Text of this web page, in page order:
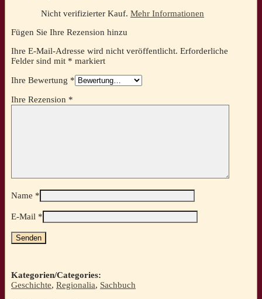
Nicht verifizierter Kauf. Mehr Informationen
Fügen Sie Ihre Rezension hinzu
Ihre E-Mail-Adresse wird nicht veröffentlicht. Erforderliche
Felder sind mit * markiert
Ihre Bewertung *
Ihre Rezension *
Name *
E-Mail *
Kategorien/Categories:
Geschichte, Regionalia, Sachbuch